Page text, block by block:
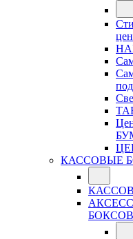
КАССОВЫЕ
БОКСОВ